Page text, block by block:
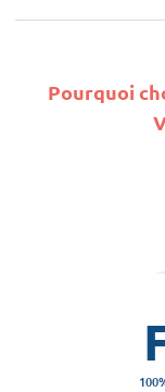
Pourquoi